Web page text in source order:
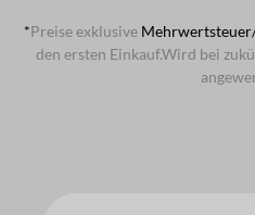
*Preise exklusive
den ersten Einkauf.Wird bei